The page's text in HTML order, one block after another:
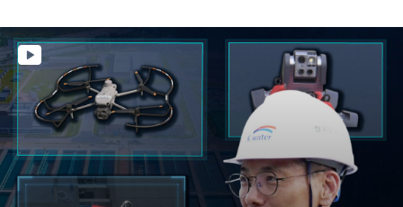
럼 물의 중요성이 커지는 가운데, K-water(한국수자원공사)는 60년의 관
측 데이터와 노하우에 AI를 결합해 물관리 패러다임을 혁신하고 있습니다.
땅속 25만 킬로미터 수도관에 'AI 청진기'를 대어 연간 1조1000억 원어치
의 누수를 막아내고, 24시간 실시간으로 수질을 분석해 약품을 조절하는
'AI 정수장'을 구축해 세계 최초로 글로벌 등대공장에 선정되기도 했죠. A